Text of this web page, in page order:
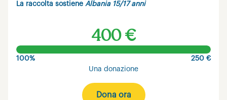
La raccolta sostiene Albania 15/17 anni
400 €
100%
250 €
Una donazione
Dona ora